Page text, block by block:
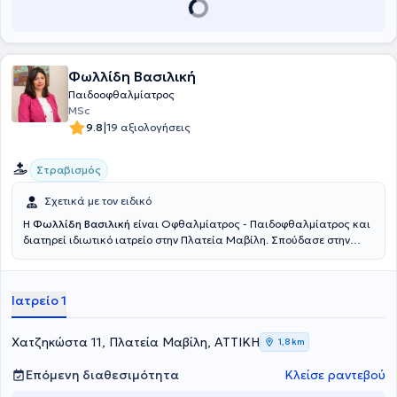
Φωλλίδη Βασιλική
Παιδοοφθαλμίατρος
MSc
9.8|19 αξιολογήσεις
Στραβισμός
Σχετικά με τον ειδικό
Η Φωλλίδη Βασιλική είναι Οφθαλμίατρος - Παιδοφθαλμίατρος και
διατηρεί ιδιωτικό ιατρείο στην Πλατεία Μαβίλη. Σπούδασε στην
Αθηνών. Στο ίδιο εκπαιδευτικό ίδρυμα πραγματοποίησε
εργαστηριακή κατεύθυνση". Ειδικεύθηκε στη Χειρουργική
Οφθαλμολογία - Παιδοφθαλμολογία στο Νοσοκομείο Παίδων "Η
Αγία Σοφία" στην Αθήνα, αποκτώντας ανεκτίμητη εμπειρία τόσο
στην εξειδικευμένη παιδοφθαλμολογική εξέταση όσο και στη
χειρουργική αποκατάσταση παιδοφθαλμολογικών νοσημάτων. Από
το 2012 έως και το 2014 ασκήθηκε δε επιπλέον στην
Ιατρείο 1
Χατζηκώστα 11, Πλατεία Μαβίλη, ΑΤΤΙΚΗ 1,8 km
Επόμενη διαθεσιμότητα Κλείσε ραντεβού